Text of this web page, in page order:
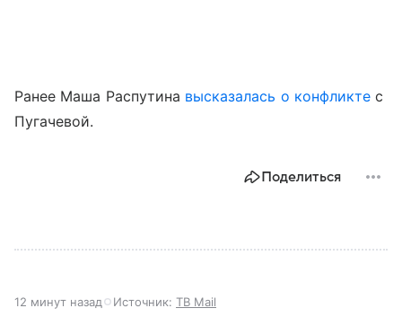
Ранее Маша Распутина высказалась о конфликте с
Пугачевой.
Поделиться
12 минут назад Источник: ТВ Mail